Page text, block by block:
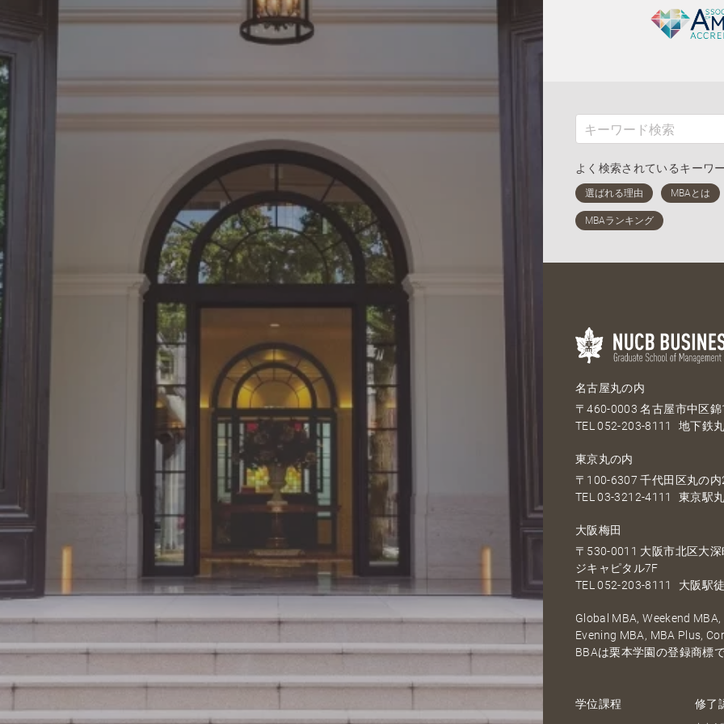
よく検索されているキーワ
名古屋丸の内
〒460-0003 名古屋市中区
TEL052-203-8111 地下鉄
東京丸の内
〒100-6307 千代田区丸の
TEL03-3212-4111 東京駅
大阪梅田
〒530-0011 大阪市北区大
ジキャピタル7F
TEL052-203-8111 大阪駅
Global MBA, Weekend
Evening MBA, MBA Plus,
BBAは栗本学園の登録商標
学位課程 修了